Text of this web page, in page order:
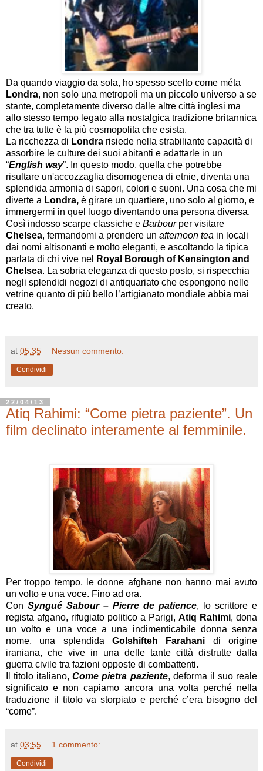
Da quando viaggio da sola, ho spesso scelto come méta
Londra, non solo una metropoli ma un piccolo universo a se
stante, completamente diverso dalle altre città inglesi ma
allo stesso tempo legato alla nostalgica tradizione britannica
che tra tutte è la più cosmopolita che esista.
La ricchezza di Londra risiede nella strabiliante capacità di
assorbire le culture dei suoi abitanti e adattarle in un
“English way”. In questo modo, quella che potrebbe
risultare un'accozzaglia disomogenea di etnie, diventa una
splendida armonia di sapori, colori e suoni. Una cosa che mi
diverte a Londra, è girare un quartiere, uno solo al giorno, e
immergermi in quel luogo diventando una persona diversa.
Così indosso scarpe classiche e Barbour per visitare
Chelsea, fermandomi a prendere un afternoon tea in locali
dai nomi altisonanti e molto eleganti, e ascoltando la tipica
parlata di chi vive nel
Royal Borough of Kensington and
Chelsea. La sobria eleganza di questo posto, si rispecchia
negli splendidi negozi di antiquariato che espongono nelle
vetrine quanto di più bello l’artigianato mondiale abbia mai
creato.
at 05:35 Nessun commento:
Condividi
22/04/13
Atiq Rahimi: “Come pietra paziente”. Un
film declinato interamente al femminile.
Per troppo tempo, le donne afghane non hanno mai avuto
un volto e una voce. Fino ad ora.
Con Syngué Sabour – Pierre de patience, lo scrittore e
regista afgano, rifugiato politico a Parigi, Atiq Rahimi, dona
un volto e una voce a una indimenticabile donna senza
nome, una splendida Golshifteh Farahani di origine
iraniana, che vive in una delle tante città distrutte dalla
guerra civile tra fazioni opposte di combattenti.
Il titolo italiano,Come pietra paziente, deforma il suo reale
significato e non capiamo ancora una volta perché nella
traduzione il titolo va storpiato e perché c’era bisogno del
“come”.
at 03:55 1 commento:
Condividi